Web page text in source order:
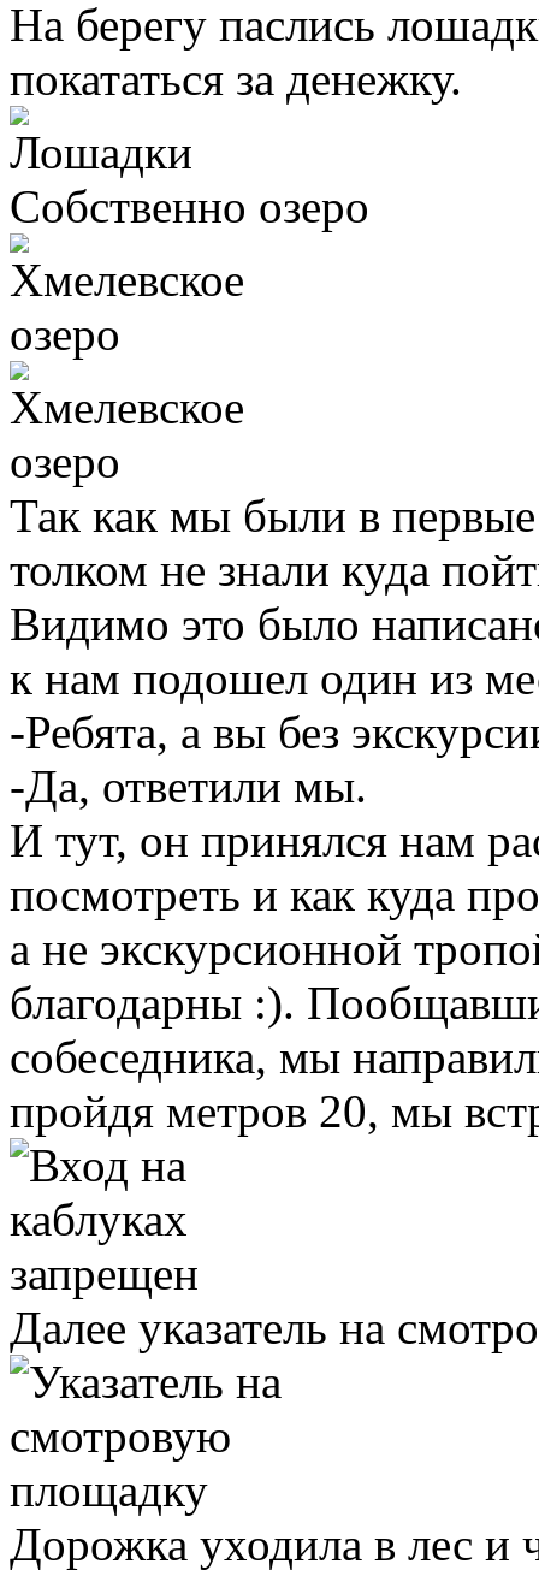
На берегу паслись
покататься за денежку.
Собственно озеро
Так как мы были в
толком не знали куда
Видимо это было
к нам подошел один из
-Ребята, а вы без
-Да, ответили мы.
И тут, он принялся нам
посмотреть и как куда
а не экскурсионной
благодарны :).
собеседника, мы
пройдя метров 20, мы
Далее указатель на
Дорожка уходила в лес и